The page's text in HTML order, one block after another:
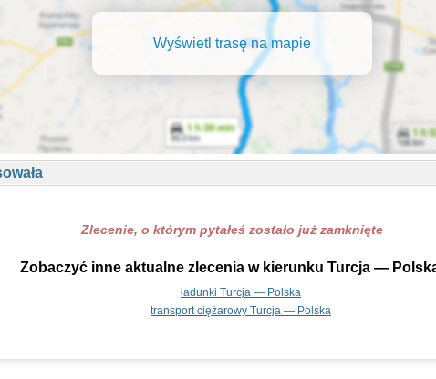
Wyświetl trasę na mapie
Zlecenie, o którym pytałeś zostało już zamknięte
Zobaczyć inne aktualne zlecenia w kierunku Turcja —
ładunki Turcja — Polska
transport ciężarowy Turcja — Polska